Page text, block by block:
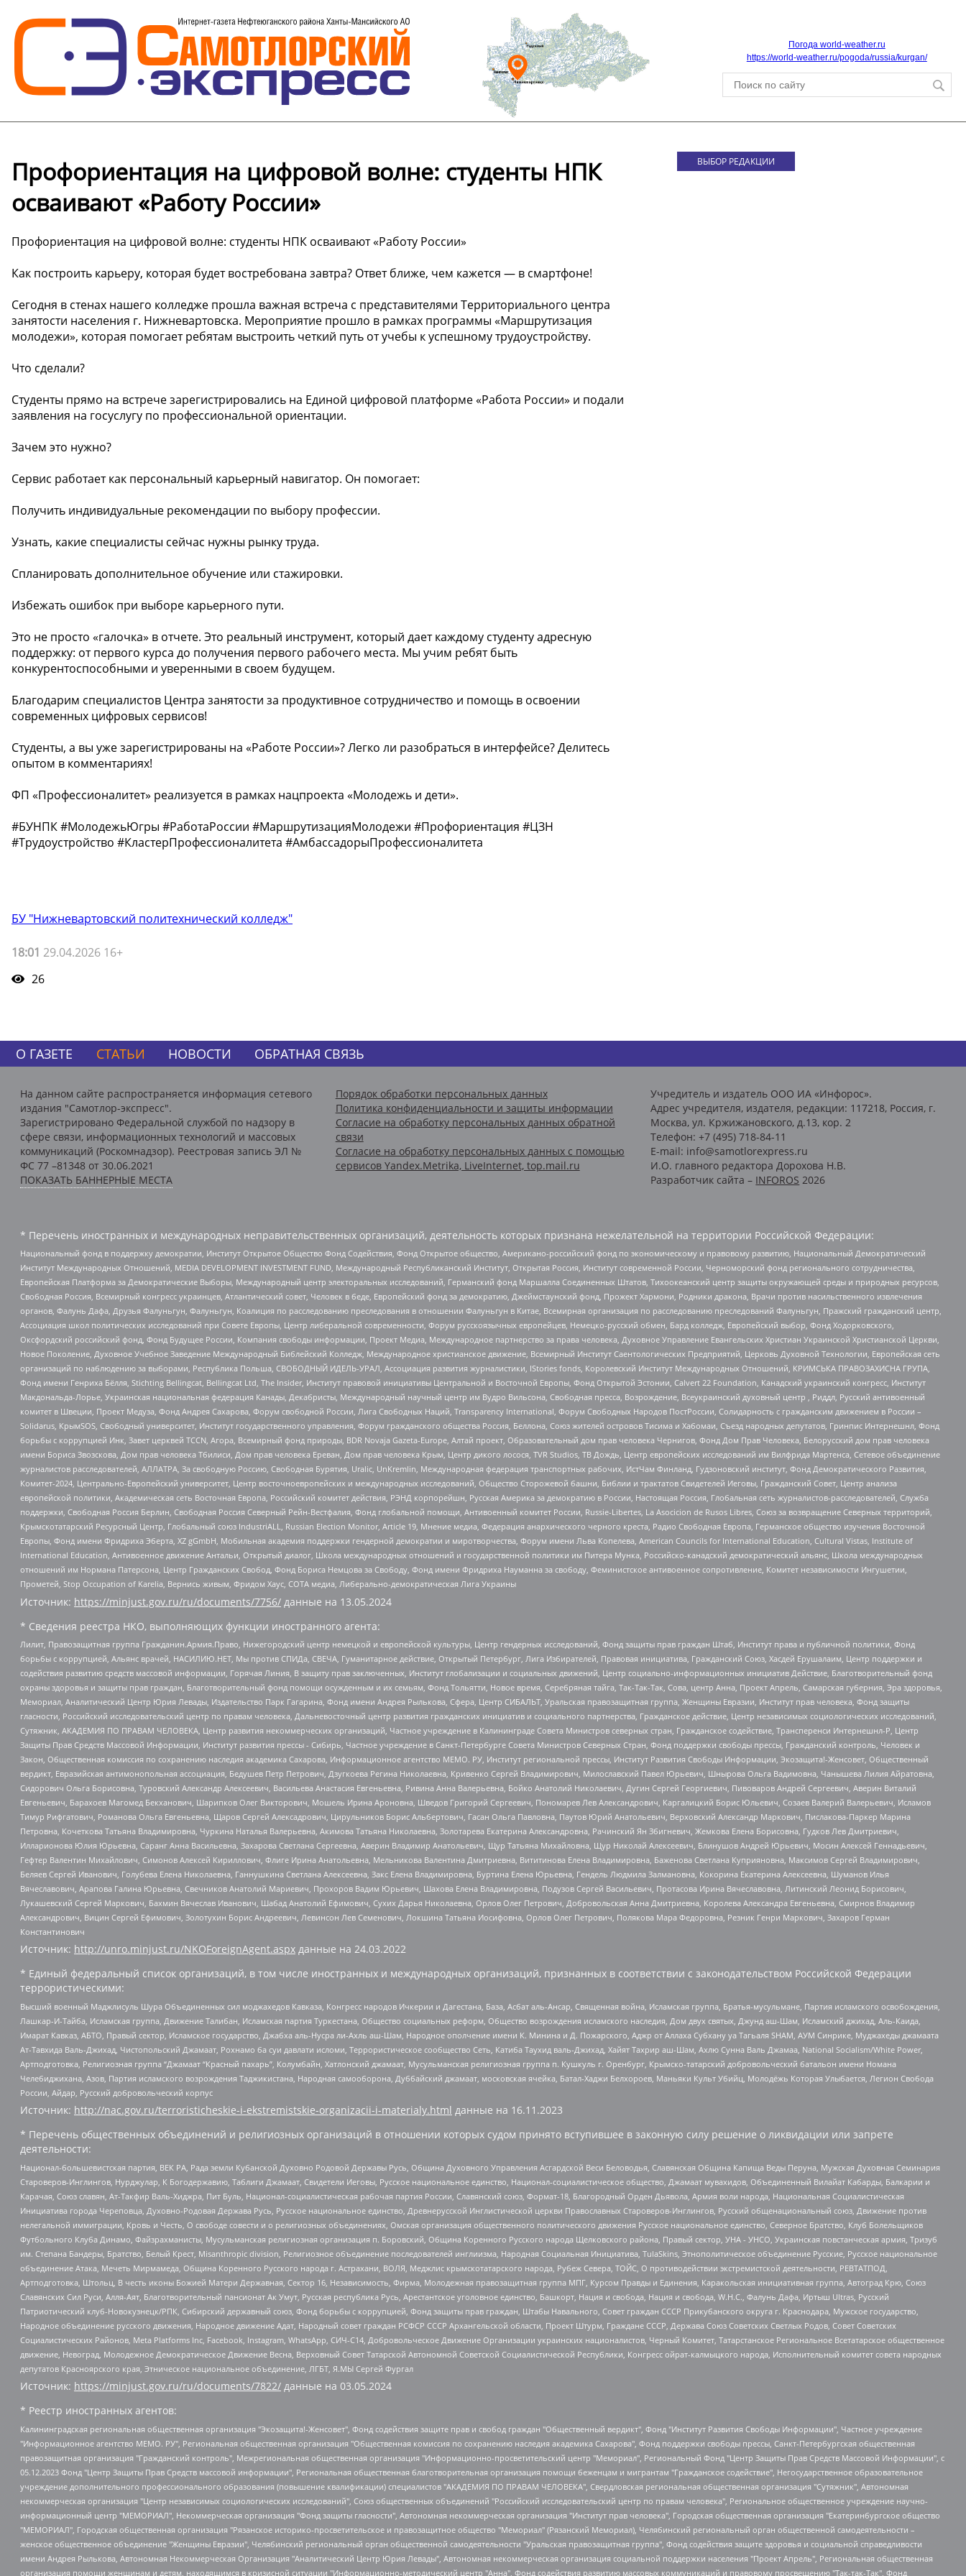
Погода world-weather.ru
https://world-weather.ru/pogoda/russia/kurgan/
Профориентация на цифровой волне: студенты НПК
осваивают «Работу России»
Профориентация на цифровой волне: студенты НПК осваивают «Работу России»
Как построить карьеру, которая будет востребована завтра? Ответ ближе, чем кажется — в смартфоне!
Сегодня в стенах нашего колледже прошла важная встреча с представителями Территориального центра
занятости населения г. Нижневартовска. Мероприятие прошло в рамках программы «Маршрутизация
молодежи», которая помогает ребятам выстроить четкий путь от учебы к успешному трудоустройству.
Что сделали?
Студенты прямо на встрече зарегистрировались на Единой цифровой платформе «Работа России» и подали
заявления на госуслугу по профессиональной ориентации.
Зачем это нужно?
Сервис работает как персональный карьерный навигатор. Он помогает:
Получить индивидуальные рекомендации по выбору профессии.
Узнать, какие специалисты сейчас нужны рынку труда.
Спланировать дополнительное обучение или стажировки.
Избежать ошибок при выборе карьерного пути.
Это не просто «галочка» в отчете. Это реальный инструмент, который дает каждому студенту адресную
поддержку: от первого курса до получения первого рабочего места. Мы учим ребят быть
конкурентоспособными и уверенными в своем будущем.
Благодарим специалистов Центра занятости за продуктивное сотрудничество и помощь в освоении
современных цифровых сервисов!
Студенты, а вы уже зарегистрированы на «Работе России»? Легко ли разобраться в интерфейсе? Делитесь
опытом в комментариях!
ФП «Профессионалитет» реализуется в рамках нацпроекта «Молодежь и дети».
#БУНПК #МолодежьЮгры #РаботаРоссии #МаршрутизацияМолодежи #Профориентация #ЦЗН
#Трудоустройство #КластерПрофессионалитета #АмбассадорыПрофессионалитета
БУ "Нижневартовский политехнический колледж"
18:01 29.04.2026 16+
26
ВЫБОР РЕДАКЦИИ
О ГАЗЕТЕ СТАТЬИ НОВОСТИ ОБРАТНАЯ СВЯЗЬ
На данном сайте распространяется информация сетевого
издания "Самотлор-экспресс".
Зарегистрировано Федеральной службой по надзору в
сфере связи, информационных технологий и массовых
коммуникаций (Роскомнадзор). Реестровая запись ЭЛ №
ФС 77 –81348 от 30.06.2021
ПОКАЗАТЬ БАННЕРНЫЕ МЕСТА
Порядок обработки персональных данных
Политика конфиденциальности и защиты информации
Согласие на обработку персональных данных обратной
связи
Согласие на обработку персональных данных с помощью
сервисов Yandex.Metrika, LiveInternet, top.mail.ru
Учредитель и издатель ООО ИА «Инфорос».
Адрес учредителя, издателя, редакции: 117218, Россия, г.
Москва, ул. Кржижановского, д.13, кор. 2
Телефон: +7 (495) 718-84-11
E-mail: info@samotlorexpress.ru
И.О. главного редактора Дорохова Н.В.
Разработчик сайта – INFOROS 2026
* Перечень иностранных и международных неправительственных организаций, деятельность которых признана нежелательной на территории Российской Федерации:
Национальный фонд в поддержку демократии, Институт Открытое Общество Фонд Содействия, Фонд Открытое общество, Американо-российский фонд по экономическому и правовому развитию, Национальный Демократический
Институт Международных Отношений, MEDIA DEVELOPMENT INVESTMENT FUND, Международный Республиканский Институт, Открытая Россия, Институт современной России, Черноморский фонд регионального сотрудничества,
Европейская Платформа за Демократические Выборы, Международный центр электоральных исследований, Германский фонд Маршалла Соединенных Штатов, Тихоокеанский центр защиты окружающей среды и природных ресурсов,
Свободная Россия, Всемирный конгресс украинцев, Атлантический совет, Человек в беде, Европейский фонд за демократию, Джеймстаунский фонд, Прожект Хармони, Родники дракона, Врачи против насильственного извлечения
органов, Фалунь Дафа, Друзья Фалуньгун, Фалуньгун, Коалиция по расследованию преследования в отношении Фалуньгун в Китае, Всемирная организация по расследованию преследований Фалуньгун, Пражский гражданский центр,
Ассоциация школ политических исследований при Совете Европы, Центр либеральной современности, Форум русскоязычных европейцев, Немецко-русский обмен, Бард колледж, Европейский выбор, Фонд Ходорковского,
Оксфордский российский фонд, Фонд Будущее России, Компания свободы информации, Проект Медиа, Международное партнерство за права человека, Духовное Управление Евангельских Христиан Украинской Христианской Церкви,
Новое Поколение, Духовное Учебное Заведение Международный Библейский Колледж, Международное христианское движение, Всемирный Институт Саентологических Предприятий, Церковь Духовной Технологии, Европейская сеть
организаций по наблюдению за выборами, Республика Польша, СВОБОДНЫЙ ИДЕЛЬ-УРАЛ, Ассоциация развития журналистики, IStories fonds, Королевский Институт Международных Отношений, КРИМСЬКА ПРАВОЗАХИСНА ГРУПА,
Фонд имени Генриха Бёлля, Stichting Bellingcat, Bellingcat Ltd, The Insider, Институт правовой инициативы Центральной и Восточной Европы, Фонд Открытой Эстонии, Calvert 22 Foundation, Канадский украинский конгресс, Институт
Макдональда-Лорье, Украинская национальная федерация Канады, Декабристы, Международный научный центр им Вудро Вильсона, Свободная пресса, Возрождение, Всеукраинский духовный центр , Риддл, Русский антивоенный
комитет в Швеции, Проект Медуза, Фонд Андрея Сахарова, Форум свободной России, Лига Свободных Наций, Transparеncy International, Форум Свободных Народов ПостРоссии, Солидарность с гражданским движением в России –
Solidarus, КрымSOS, Свободный университет, Институт государственного управления, Форум гражданского общества Россия, Беллона, Союз жителей островов Тисима и Хабомаи, Съезд народных депутатов, Гринпис Интернешнл, Фонд
борьбы с коррупцией Инк, Завет церквей TCCN, Агора, Всемирный фонд природы, BDR Novaja Gazeta-Europe, Алтай проект, Образовательный дом прав человека Чернигов, Фонд Дом Прав Человека, Белорусский дом прав человека
имени Бориса Звозскова, Дом прав человека Тбилиси, Дом прав человека Ереван, Дом прав человека Крым, Центр дикого лосося, TVR Studios, ТВ Дождь, Центр европейских исследований им Вилфрида Мартенса, Сетевое объединение
журналистов расследователей, АЛЛАТРА, За свободную Россию, Свободная Бурятия, Uralic, UnKremlin, Международная федерация транспортных рабочих, ИстЧам Финланд, Гудзоновский институт, Фонд Демократического Развития,
Комитет-2024, Центрально-Европейский университет, Центр восточноевропейских и международных исследований, Общество Сторожевой башни, Библии и трактатов Свидетелей Иеговы, Гражданский Совет, Центр анализа
европейской политики, Академическая сеть Восточная Европа, Российский комитет действия, РЭНД корпорейшн, Русская Америка за демократию в России, Настоящая Россия, Глобальная сеть журналистов-расследователей, Служба
поддержки, Свободная Россия Берлин, Свободная Россия Северный Рейн-Вестфалия, Фонд глобальной помощи, Антивоенный комитет России, Russie-Libertes, La Asocicion de Rusos Libres, Союз за возвращение Северных территорий,
Крымскотатарский Ресурсный Центр, Глобальный союз IndustriALL, Russian Election Monitor, Article 19, Мнение медиа, Федерация анархического черного креста, Радио Свободная Европа, Германское общество изучения Восточной
Европы, Фонд имени Фридриха Эберта, XZ gGmbH, Мобильная академия поддержки гендерной демократии и миротворчества, Форум имени Льва Копелева, American Councils for International Education, Cultural Vistas, Institute of
International Education, Антивоенное движение Антальи, Открытый диалог, Школа международных отношений и государственной политики им Питера Мунка, Российско-канадский демократический альянс, Школа международных
отношений им Нормана Патерсона, Центр Гражданских Свобод, Фонд Бориса Немцова за Свободу, Фонд имени Фридриха Науманна за свободу, Феминистское антивоенное сопротивление, Комитет независимости Ингушетии,
Прометей, Stop Occupation of Karelia, Вернись живым, Фридом Хаус, СОТА медиа, Либерально-демократическая Лига Украины
Источник: https://minjust.gov.ru/ru/documents/7756/ данные на 13.05.2024
* Сведения реестра НКО, выполняющих функции иностранного агента:
Лилит, Правозащитная группа Гражданин.Армия.Право, Нижегородский центр немецкой и европейской культуры, Центр гендерных исследований, Фонд защиты прав граждан Штаб, Институт права и публичной политики, Фонд
борьбы с коррупцией, Альянс врачей, НАСИЛИЮ.НЕТ, Мы против СПИДа, СВЕЧА, Гуманитарное действие, Открытый Петербург, Лига Избирателей, Правовая инициатива, Гражданский Союз, Хасдей Ерушалаим, Центр поддержки и
содействия развитию средств массовой информации, Горячая Линия, В защиту прав заключенных, Институт глобализации и социальных движений, Центр социально-информационных инициатив Действие, Благотворительный фонд
охраны здоровья и защиты прав граждан, Благотворительный фонд помощи осужденным и их семьям, Фонд Тольятти, Новое время, Серебряная тайга, Так-Так-Так, Сова, центр Анна, Проект Апрель, Самарская губерния, Эра здоровья,
Мемориал, Аналитический Центр Юрия Левады, Издательство Парк Гагарина, Фонд имени Андрея Рылькова, Сфера, Центр СИБАЛЬТ, Уральская правозащитная группа, Женщины Евразии, Институт прав человека, Фонд защиты
гласности, Российский исследовательский центр по правам человека, Дальневосточный центр развития гражданских инициатив и социального партнерства, Гражданское действие, Центр независимых социологических исследований,
Сутяжник, АКАДЕМИЯ ПО ПРАВАМ ЧЕЛОВЕКА, Центр развития некоммерческих организаций, Частное учреждение в Калининграде Совета Министров северных стран, Гражданское содействие, Трансперенси Интернешнл-Р, Центр
Защиты Прав Средств Массовой Информации, Институт развития прессы - Сибирь, Частное учреждение в Санкт-Петербурге Совета Министров Северных Стран, Фонд поддержки свободы прессы, Гражданский контроль, Человек и
Закон, Общественная комиссия по сохранению наследия академика Сахарова, Информационное агентство МЕМО. РУ, Институт региональной прессы, Институт Развития Свободы Информации, Экозащита!-Женсовет, Общественный
вердикт, Евразийская антимонопольная ассоциация, Бедушев Петр Петрович, Дзугкоева Регина Николаевна, Кривенко Сергей Владимирович, Милославский Павел Юрьевич, Шнырова Ольга Вадимовна, Чанышева Лилия Айратовна,
Сидорович Ольга Борисовна, Туровский Александр Алексеевич, Васильева Анастасия Евгеньевна, Ривина Анна Валерьевна, Бойко Анатолий Николаевич, Дугин Сергей Георгиевич, Пивоваров Андрей Сергеевич, Аверин Виталий
Евгеньевич, Барахоев Магомед Бекханович, Шарипков Олег Викторович, Мошель Ирина Ароновна, Шведов Григорий Сергеевич, Пономарев Лев Александрович, Каргалицкий Борис Юльевич, Созаев Валерий Валерьевич, Исламов
Тимур Рифгатович, Романова Ольга Евгеньевна, Щаров Сергей Алексадрович, Цирульников Борис Альбертович, Гасан Ольга Павловна, Паутов Юрий Анатольевич, Верховский Александр Маркович, Пислакова-Паркер Марина
Петровна, Кочеткова Татьяна Владимировна, Чуркина Наталья Валерьевна, Акимова Татьяна Николаевна, Золотарева Екатерина Александровна, Рачинский Ян Збигневич, Жемкова Елена Борисовна, Гудков Лев Дмитриевич,
Илларионова Юлия Юрьевна, Саранг Анна Васильевна, Захарова Светлана Сергеевна, Аверин Владимир Анатольевич, Щур Татьяна Михайловна, Щур Николай Алексеевич, Блинушов Андрей Юрьевич, Мосин Алексей Геннадьевич,
Гефтер Валентин Михайлович, Симонов Алексей Кириллович, Флиге Ирина Анатольевна, Мельникова Валентина Дмитриевна, Вититинова Елена Владимировна, Баженова Светлана Куприяновна, Максимов Сергей Владимирович,
Беляев Сергей Иванович, Голубева Елена Николаевна, Ганнушкина Светлана Алексеевна, Закс Елена Владимировна, Буртина Елена Юрьевна, Гендель Людмила Залмановна, Кокорина Екатерина Алексеевна, Шуманов Илья
Вячеславович, Арапова Галина Юрьевна, Свечников Анатолий Мариевич, Прохоров Вадим Юрьевич, Шахова Елена Владимировна, Подузов Сергей Васильевич, Протасова Ирина Вячеславовна, Литинский Леонид Борисович,
Лукашевский Сергей Маркович, Бахмин Вячеслав Иванович, Шабад Анатолий Ефимович, Сухих Дарья Николаевна, Орлов Олег Петрович, Добровольская Анна Дмитриевна, Королева Александра Евгеньевна, Смирнов Владимир
Александрович, Вицин Сергей Ефимович, Золотухин Борис Андреевич, Левинсон Лев Семенович, Локшина Татьяна Иосифовна, Орлов Олег Петрович, Полякова Мара Федоровна, Резник Генри Маркович, Захаров Герман
Константинович
Источник: http://unro.minjust.ru/NKOForeignAgent.aspx данные на 24.03.2022
* Единый федеральный список организаций, в том числе иностранных и международных организаций, признанных в соответствии с законодательством Российской Федерации
террористическими:
Высший военный Маджлисуль Шура Объединенных сил моджахедов Кавказа, Конгресс народов Ичкерии и Дагестана, База, Асбат аль-Ансар, Священная война, Исламская группа, Братья-мусульмане, Партия исламского освобождения,
Лашкар-И-Тайба, Исламская группа, Движение Талибан, Исламская партия Туркестана, Общество социальных реформ, Общество возрождения исламского наследия, Дом двух святых, Джунд аш-Шам, Исламский джихад, Аль-Каида,
Имарат Кавказ, АБТО, Правый сектор, Исламское государство, Джабха аль-Нусра ли-Ахль аш-Шам, Народное ополчение имени К. Минина и Д. Пожарского, Аджр от Аллаха Субхану уа Тагьаля SHAM, АУМ Синрике, Муджахеды джамаата
Ат-Тавхида Валь-Джихад, Чистопольский Джамаат, Рохнамо ба суи давлати исломи, Террористическое сообщество Сеть, Катиба Таухид валь-Джихад, Хайят Тахрир аш-Шам, Ахлю Сунна Валь Джамаа, National Socialism/White Power,
Артподготовка, Религиозная группа “Джамаат “Красный пахарь”, Колумбайн, Хатлонский джамаат, Мусульманская религиозная группа п. Кушкуль г. Оренбург, Крымско-татарский добровольческий батальон имени Номана
Челебиджихана, Азов, Партия исламского возрождения Таджикистана, Народная самооборона, Дуббайский джамаат, московская ячейка, Батал-Хаджи Белхороев, Маньяки Культ Убийц, Молодёжь Которая Улыбается, Легион Свобода
России, Айдар, Русский добровольческий корпус
Источник: http://nac.gov.ru/terroristicheskie-i-ekstremistskie-organizacii-i-materialy.html данные на 16.11.2023
* Перечень общественных объединений и религиозных организаций в отношении которых судом принято вступившее в законную силу решение о ликвидации или запрете
деятельности:
Национал-большевистская партия, ВЕК РА, Рада земли Кубанской Духовно Родовой Державы Русь, Община Духовного Управления Асгардской Веси Беловодья, Славянская Община Капища Веды Перуна, Мужская Духовная Семинария
Староверов-Инглингов, Нурджулар, К Богодержавию, Таблиги Джамаат, Свидетели Иеговы, Русское национальное единство, Национал-социалистическое общество, Джамаат мувахидов, Объединенный Вилайат Кабарды, Балкарии и
Карачая, Союз славян, Ат-Такфир Валь-Хиджра, Пит Буль, Национал-социалистическая рабочая партия России, Славянский союз, Формат-18, Благородный Орден Дьявола, Армия воли народа, Национальная Социалистическая
Инициатива города Череповца, Духовно-Родовая Держава Русь, Русское национальное единство, Древнерусской Инглистической церкви Православных Староверов-Инглингов, Русский общенациональный союз, Движение против
нелегальной иммиграции, Кровь и Честь, О свободе совести и о религиозных объединениях, Омская организация общественного политического движения Русское национальное единство, Северное Братство, Клуб Болельщиков
Футбольного Клуба Динамо, Файзрахманисты, Мусульманская религиозная организация п. Боровский, Община Коренного Русского народа Щелковского района, Правый сектор, УНА - УНСО, Украинская повстанческая армия, Тризуб
им. Степана Бандеры, Братство, Белый Крест, Misanthropic division, Религиозное объединение последователей инглиизма, Народная Социальная Инициатива, TulaSkins, Этнополитическое объединение Русские, Русское национальное
объединение Атака, Мечеть Мирмамеда, Община Коренного Русского народа г. Астрахани, ВОЛЯ, Меджлис крымскотатарского народа, Рубеж Севера, ТОЙС, О противодействии экстремистской деятельности, РЕВТАТПОД,
Артподготовка, Штольц, В честь иконы Божией Матери Державная, Сектор 16, Независимость, Фирма, Молодежная правозащитная группа МПГ, Курсом Правды и Единения, Каракольская инициативная группа, Автоград Крю, Союз
Славянских Сил Руси, Алля-Аят, Благотворительный пансионат Ак Умут, Русская республика Русь, Арестантское уголовное единство, Башкорт, Нация и свобода, Нация и свобода, W.H.С., Фалунь Дафа, Иртыш Ultras, Русский
Патриотический клуб-Новокузнецк/РПК, Сибирский державный союз, Фонд борьбы с коррупцией, Фонд защиты прав граждан, Штабы Навального, Совет граждан СССР Прикубанского округа г. Краснодара, Мужское государство,
Народное объединение русского движения, Народное движение Адат, Народный совет граждан РСФСР СССР Архангельской области, Проект Штурм, Граждане СССР, Держава Союз Советских Светлых Родов, Совет Советских
Социалистических Районов, Meta Platforms Inc, Facebook, Instagram, WhatsApp, СИЧ-С14, Добровольческое Движение Организации украинских националистов, Черный Комитет, Татарстанское Региональное Всетатарское общественное
движение, Невоград, Молодежное Демократическое Движение Весна, Верховный Совет Татарской Автономной Советской Социалистической Республики, Конгресс ойрат-калмыцкого народа, Исполнительный комитет совета народных
депутатов Красноярского края, Этническое национальное объединение, ЛГБТ, Я.МЫ Сергей Фургал
Источник: https://minjust.gov.ru/ru/documents/7822/ данные на 03.05.2024
* Реестр иностранных агентов:
Калининградская региональная общественная организация "Экозащита!-Женсовет", Фонд содействия защите прав и свобод граждан "Общественный вердикт", Фонд "Институт Развития Свободы Информации", Частное учреждение "Информационное агентство МЕМО. РУ", Региональная общественная организация "Общественная комиссия по сохранению наследия академика Сахарова", Фонд поддержки свободы прессы, Санкт-Петербургская общественная правозащитная организация "Гражданский контроль", Межрегиональная общественная организация "Информационно-просветительский центр "Мемориал", Региональный Фонд "Центр Защиты Прав Средств Массовой Информации", с 05.12.2023 Фонд "Центр Защиты Прав Средств массовой информации", Региональная общественная благотворительная организация помощи беженцам и мигрантам "Гражданское содействие", Негосударственное образовательное учреждение дополнительного профессионального образования (повышение квалификации) специалистов "АКАДЕМИЯ ПО ПРАВАМ ЧЕЛОВЕКА", Свердловская региональная общественная организация "Сутяжник", Автономная некоммерческая организация "Центр независимых социологических исследований", Союз общественных объединений "Российский исследовательский центр по правам человека", Региональное общественное учреждение научно-информационный центр "МЕМОРИАЛ", Некоммерческая организация "Фонд защиты гласности", Автономная некоммерческая организация "Институт прав человека", Городская общественная организация "Екатеринбургское общество "МЕМОРИАЛ", Городская общественная организация "Рязанское историко-просветительское и правозащитное общество "Мемориал" (Рязанский Мемориал), Челябинский региональный орган общественной самодеятельности – женское общественное объединение "Женщины Евразии", Челябинский региональный орган общественной самодеятельности "Уральская правозащитная группа", Фонд содействия защите здоровья и социальной справедливости имени Андрея Рылькова, Автономная Некоммерческая Организация "Аналитический Центр Юрия Левады", Автономная некоммерческая организация социальной поддержки населения "Проект Апрель", Региональная общественная организация помощи женщинам и детям, находящимся в кризисной ситуации "Информационно-методический центр "Анна", Фонд содействия развитию массовых коммуникаций и правовому просвещению "Так-так-Так", Фонд содействия устойчивому развитию "Серебряная тайга", Свердловский региональный общественный фонд социальных проектов "Новое время", "Idel.Реалии", Кавказ.Реалии, Крым.Реалии, Телеканал Настоящее Время, Татаро-башкирская служба Радио Свобода (Azatliq Radiosi), Радио Свободная Европа/Радио Свобода (PCE/PC), "Сибирь.Реалии", "Фактограф", Благотворительный фонд помощи осужденным и их семьям, Автономная некоммерческая организация "Институт глобализации и социальных движений", Фонд "В защиту прав заключенных", Частное учреждение "Центр поддержки и содействия развитию средств массовой информации", Пензенский региональный общественный благотворительный фонд "Гражданский союз", "Север.Реалии", Некоммерческая организация Фонд "Правовая инициатива", Общество с ограниченной ответственностью "Радио Свободная Европа/Радио Свобода", Чешское информационное агентство "MEDIUM-ORIENT", Красноярская региональная общественная организация "Мы против СПИДа", Камалягин Денис Николаевич, Маркелов Сергей Евгеньевич, Пономарев Лев Александрович, Савицкая Людмила Алексеевна, Автономная некоммерческая организация "Центр по работе с проблемой насилия "НАСИЛИЮ.НЕТ", Межрегиональный профессиональный союз работников здравоохранения "Альянс врачей", Юридическое лицо, зарегистрированное в Латвийской Республике, SIA "Medusa Project" (регистрационный номер 40103797863, дата регистрации 10.06.2014), Некоммерческая организация "Фонд по борьбе с коррупцией", Автономная некоммерческая организация "Институт права и публичной политики", Баданин Роман Сергеевич, Гликин Максим Александрович, Железнова Мария Михайловна, Лукьянова Юлия Сергеевна, Маетная Елизавета Витальевна, Маняхин Петр Борисович, Чуракова Ольга Владимировна, Ярош Юлия Петровна, Юридическое лицо "The Insider SIA", зарегистрированное в Риге, Латвийская Республика (дата регистрации 26.06.2015), являющееся администратором доменного имени интернет-издания "The Insider SIA", https://theins.ru, Постернак Алексей Евгеньевич, Рубин Михаил Аркадьевич, Анин Роман Александрович, Юридическое лицо Istories fonds, зарегистрированное в Латвийской Республике (регистрационный номер 50008295751, дата регистрации 24.02.2020), Великовский Дмитрий Александрович, Долинина Ирина Николаевна, Мароховская Алеся Алексеевна, Шлейнов Роман Юрьевич, Шмагун Олеся Валентиновна, Общество с ограниченной ответственностью "Альтаир 2021", Общество с ограниченной ответственностью "Вега 2021", Общество с ограниченной ответственностью "Главный редактор 2021", Общество с ограниченной ответственностью "Ромашки монолит", Важенков Артем Валерьевич, Ивановская областная общественная организация "Центр гендерных исследований", Гурман Юрий Альбертович, Медиапроект "ОВД-Инфо", Егоров Владимир Владимирович, Жилинский Владимир Александрович, Общество с ограниченной ответственностью "ЗП", Иванова София Юрьевна, Карезина Инна Павловна, Кильтау Екатерина Викторовна, Петров Алексей Викторович, Пискунов Сергей Евгеньевич, Смирнов Сергей Сергеевич, Тихонов Михаил Сергеевич, Общество с ограниченной ответственностью "ЖУРНАЛИСТ-ИНОСТРАННЫЙ АГЕНТ", Арапова Галина Юрьевна, Вольтская Татьяна Анатольевна, Американская компания "Mason G.E.S. Anonymous Foundation" (США), являющаяся владельцем интернет-издания https://mnews.world/, Компания "Stichting Bellingcat", зарегистрированная в Нидерландах (дата регистрации 11.07.2018), Захаров Андрей Вячеславович, Клепиковская Екатерина Дмитриевна, Общество с ограниченной ответственностью "МЕМО", Перл Роман Александрович, Симонов Евгений Алексеевич, Соловьева Елена Анатольевна, Сотников Даниил Владимирович, Сурначева Елизавета Дмитриевна, Автономная некоммерческая организация по защите прав человека и информированию населения "Якутия – Наше Мнение", Общество с ограниченной ответственностью "Москоу диджитал медиа", с 26.01.2023 Общество с ограниченной ответственностью "Чайка Белые сады", Ветошкина Валерия Валерьевна, Заговора Максим Александрович, Межрегиональное общественное движение "Российская ЛГБТ - сеть", Оленичев Максим Владимирович, Павлов Иван Юрьевич, Скворцова Елена Сергеевна, Общество с ограниченной ответственностью "Как бы инагент", Кочетков Игорь Викторович, Общество с ограниченной ответственностью "Честные выборы", Еланчик Олег Александрович, Общество с ограниченной ответственностью "Нобелевский призыв", Гималова Регина Эмилевна, Григорьев Андрей Валерьевич, Григорьева Алина Александровна, Ассоциация по содействию защите прав призывников, альтернативнослужащих и военнослужащих "Правозащитная группа "Гражданин.Армия.Право", Хисамова Регина Фаритовна, Автономная некоммерческая организация по реализации социально-правовых программ "Лилит", Дальневосточное общественное движение "Маяк", Санкт-Петербургская ЛГБТ-инициативная группа "Выход", Инициативная группа ЛГБТ+ "Реверс", Алексеев Андрей Викторович, Бекбулатова Таисия Львовна, Беляев Иван Михайлович, Владыкина Елена Сергеевна, Гельман Марат Александрович, Никульшина Вероника Юрьевна, Толоконникова Надежда Андреевна, Шендерович Виктор Анатольевич, Общество с ограниченной ответственностью "Данное сообщение", Общество с ограниченной ответственностью Издательский дом "Новая глава", Айнбиндер Александра Александровна, Московский комьюнити-центр для ЛГБТ+инициатив, Благотворительный фонд развития филантропии, Deutsche Welle (Германия, Kurt-Schumacher-Strasse 3, 53113 Bonn), Борзунова Мария Михайловна, Воробьев Виктор Викторович, Голубева Анна Львовна, Константинова Алла Михайловна, Малкова Ирина Владимировна, Мурадов Мурад Абдулгалимович, Осетинская Елизавета Николаевна, Понасенков Евгений Николаевич, Ганапольский Матвей Юрьевич, Киселев Евгений Алексеевич, Борухович Ирина Григорьевна, Дремин Иван Тимофеевич, Дубровский Дмитрий Викторович, Красноярская региональная общественная организация поддержки и развития альтернативных образовательных технологий и межкультурных коммуникаций "ИНТЕРРА", Маяковская Екатерина Алексеевна, Фейгин Марк Захарович, Филимонов Андрей Викторович, Дзугкоева Регина Николаевна, Доброхотов Роман Александрович, Дудь Юрий Александрович, Елкин Сергей Владимирович, Кругликов Кирилл Игоревич, Сабунаева Мария Леонидовна, Семенов Алексей Владимирович, Шаинян Карен Багратович, Шульман Екатерина Михайловна, Асафьев Артур Валерьевич, Вахштайн Виктор Семенович, Венедиктов Алексей Алексеевич, Лушникова Екатерина Евгеньевна, Волков Леонид Михайлович, Невзоров Александр Глебович, Пархоменко Сергей Борисович, Сироткин Ярослав Николаевич, Кара-Мурза Владимир Владимирович, Баранова Наталья Владимировна, Гозман Леонид Яковлевич, Кагарлицкий Борис Юльевич, Климарев Михаил Валерьевич, Милов Владимир Станиславович, Автономная некоммерческая организация Краснодарский центр современного искусства "Типография", Моргенштерн Алишер Тагирович, Соболь Любовь Эдуардовна, Общество с ограниченной ответственностью "ЛИЗА НОРМ", Каспаров Гарри Кимович, Ходорковский Михаил Борисович, Общество с ограниченной ответственностью "Апрельские тезисы", Данилович Ирина Брониславовна, Кашин Олег Владимирович, Петров Николай Владимирович, Пивоваров Алексей Владимирович, Соколов Михаил Владимирович, Цветкова Юлия Владимировна, Чичваркин Евгений Александрович, Комитет против пыток/Команда против пыток, Общество с ограниченной ответственностью "Первый научный", Общество с ограниченной ответственностью "Вертолет и ко", Белоцерковская Вероника Борисовна, Кац Максим Евгеньевич, Лазарева Татьяна Юрьевна, Шаведдинов Руслан Табризович, Яшин Илья Валерьевич, Общество с ограниченной ответственностью "Иноагент ААВ", Алешковский Дмитрий Петрович, Альбац Евгения Марковна, Быков Дмитрий Львович, Галямина Юлия Евгеньевна, Лойко Сергей Леонидович, Мартынов Кирилл Константинович, Медведев Сергей Александрович, Крашенинников Федор Геннадиевич, Гордеева Катерина Вл